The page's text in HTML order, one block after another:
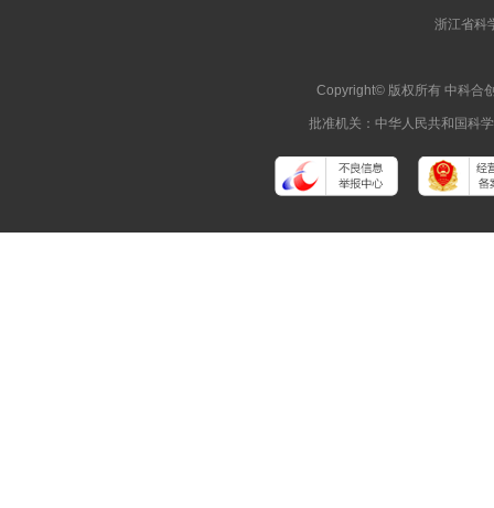
浙江省科
Copyright© 版权所有 中科
批准机关：中华人民共和国